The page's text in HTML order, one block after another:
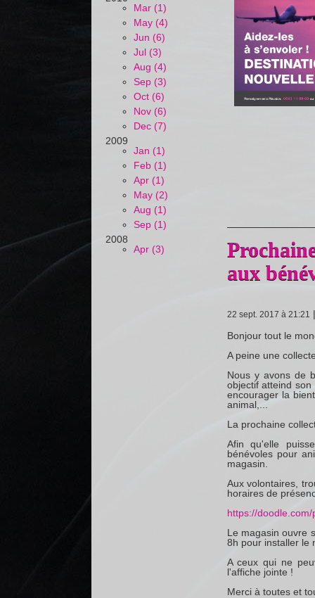
Mar (1)
May (4)
Jun (6)
Jul (3)
Aug (4)
Sep (3)
Oct (6)
Nov (6)
Dec (7)
2009
Jan (1)
Feb (1)
Apr (1)
May (2)
Aug (1)
Sep (1)
2008
Apr (3)
aux
22 sept. 2017 à 21:21
Bonjour tout le
A peine une
Nous y avons de
objectif atteind
encourager la
animal,...
La prochaine
Afin qu'elle
bénévoles pour
magasin.
Aux volontaires,
horaires de
https://
Le magasin ouvre
8h pour installer le
A ceux qui ne
l'affiche jointe !
Merci à toutes et